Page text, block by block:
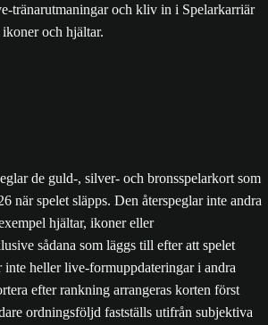
tränarutmaningar och kliv in i Spelarkarriär
och hjältar.
de guld-, silver- och bronsspelarkort som
när spelet släpps. Den återspeglar inte andra
hjältar, ikoner eller
sådana som läggs till efter att spelet
inte heller live-formuppdateringar i andra
efter rankning arrangeras korten först
ordningsföljd fastställs utifrån subjektiva